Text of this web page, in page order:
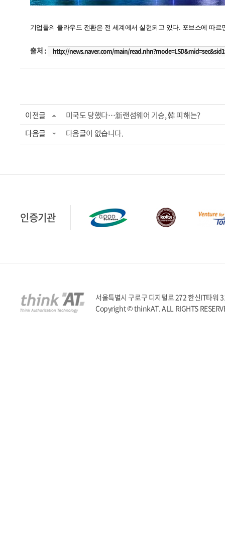
기업들의 클라우드 전환은 전 세계에서 실현되고 있다. 포브스에 따
출처 : http://news.naver.com/main/
이전글
미국도 당했다…新랜섬웨어 기승, 韓 피해는?
다음글
다음글이 없습니다.
인증기관
서울특별시 구로구 디지털로 272 한신IT타
Copyright © thinkAT. ALL RIGHTS